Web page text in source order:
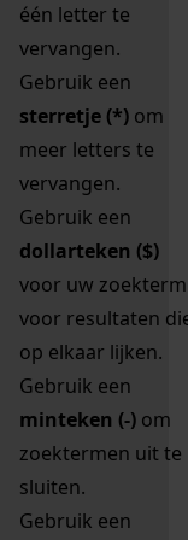
één letter te
vervangen.
Gebruik een
sterretje (*) om
meer letters te
vervangen.
Gebruik een
dollarteken ($)
voor uw zoekterm
voor resultaten
op elkaar lijken.
Gebruik een
minteken (-) om
zoektermen uit te
sluiten.
Gebruik een